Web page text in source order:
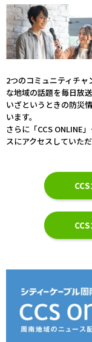
2つのコミュニティチ
な地域の話題を毎日放送
いざというときの防災
います。
さらに「CCS ONLINE
スにアクセスしていただ